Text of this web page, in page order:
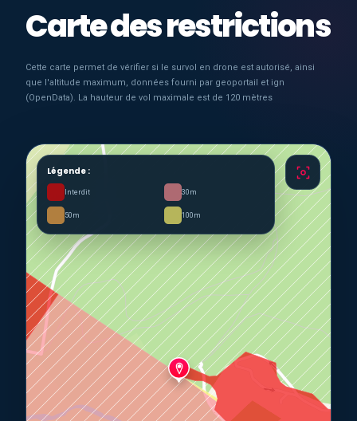
Carte des restrictions
Cette carte permet de vérifier si le survol en drone est autorisé, ainsi
que l'altitude maximum, données fourni par geoportail et ign
(OpenData). La hauteur de vol maximale est de 120 mètres
Légende :
Interdit 30m
50m 100m